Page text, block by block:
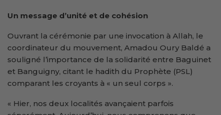
Un message d’unité et de cohésion
Ouvrant la cérémonie par une invocation à Allah, le
coordinateur du mouvement, Amadou Oury Baldé a
souligné l’importance de la solidarité entre Baguinet
et Banguigny, citant le hadith du Prophète (PSL)
comparant les croyants à « un seul corps ».
« Hier, nos deux localités avançaient parfois